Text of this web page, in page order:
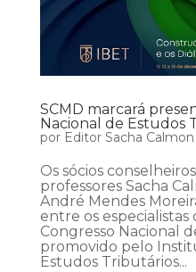
SCMD marcará
Nacional de Estudos
por Editor Sacha Calmon
Os sócios
professores Sacha
André Mendes
entre os especialistas
Congresso Nacional
promovido pelo
Estudos Tributários...